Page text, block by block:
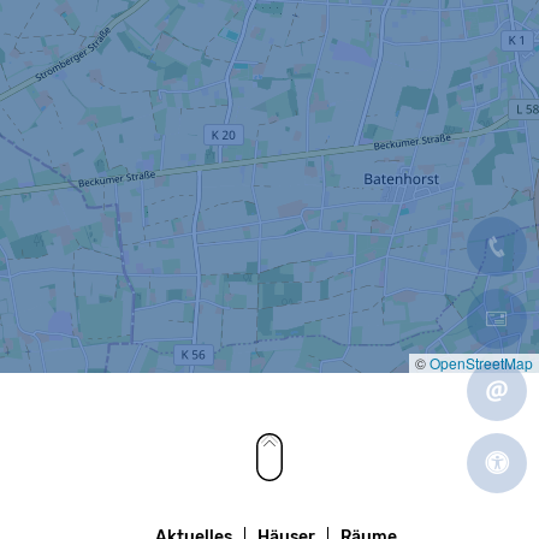
©OpenStreetMap